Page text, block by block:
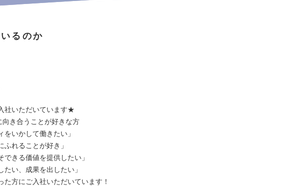
るのか
社いただいています★
向き合うことが好きな方
をいかして働きたい」
ふれることが好き」
できる価値を提供したい」
たい、成果を出したい」
た方にご入社いただいています！